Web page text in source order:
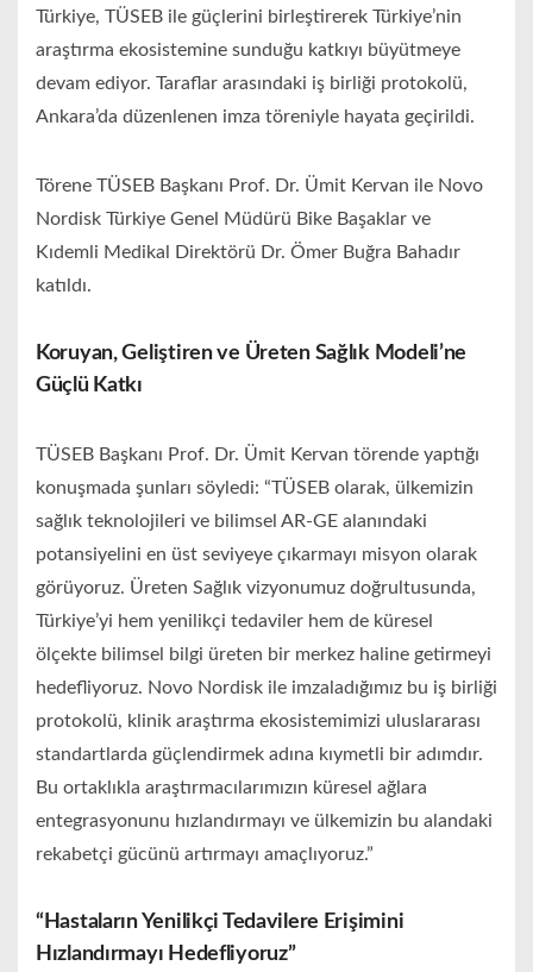
Türkiye, TÜSEB ile güçlerini birleştirerek Türkiye’nin
araştırma ekosistemine sunduğu katkıyı büyütmeye
devam ediyor. Taraflar arasındaki iş birliği protokolü,
Ankara’da düzenlenen imza töreniyle hayata geçirildi.
Törene TÜSEB Başkanı Prof. Dr. Ümit Kervan ile Novo
Nordisk Türkiye Genel Müdürü Bike Başaklar ve
Kıdemli Medikal Direktörü Dr. Ömer Buğra Bahadır
katıldı.
Koruyan, Geliştiren ve Üreten Sağlık Modeli’ne
Güçlü Katkı
TÜSEB Başkanı Prof. Dr. Ümit Kervan törende yaptığı
konuşmada şunları söyledi: “TÜSEB olarak, ülkemizin
sağlık teknolojileri ve bilimsel AR-GE alanındaki
potansiyelini en üst seviyeye çıkarmayı misyon olarak
görüyoruz. Üreten Sağlık vizyonumuz doğrultusunda,
Türkiye’yi hem yenilikçi tedaviler hem de küresel
ölçekte bilimsel bilgi üreten bir merkez haline getirmeyi
hedefliyoruz. Novo Nordisk ile imzaladığımız bu iş birliği
protokolü, klinik araştırma ekosistemimizi uluslararası
standartlarda güçlendirmek adına kıymetli bir adımdır.
Bu ortaklıkla araştırmacılarımızın küresel ağlara
entegrasyonunu hızlandırmayı ve ülkemizin bu alandaki
rekabetçi gücünü artırmayı amaçlıyoruz.”
“Hastaların Yenilikçi Tedavilere Erişimini
Hızlandırmayı Hedefliyoruz”